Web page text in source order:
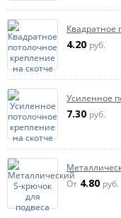
Квадратное
4.20 руб.
Усиленное
7.30 руб.
От 4.80 руб.